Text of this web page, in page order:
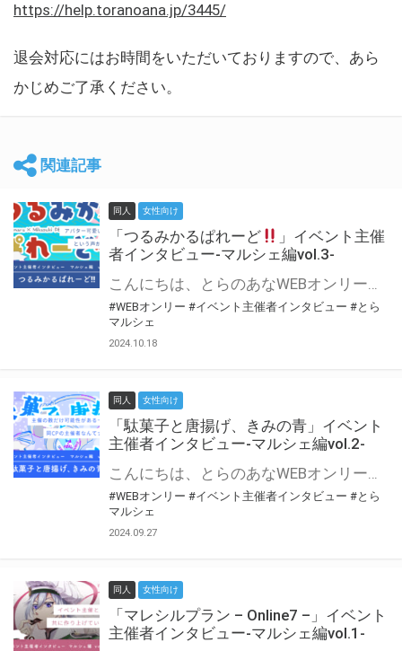
https://help.toranoana.jp/3445/
退会対応にはお時間をいただいておりますので、あら
かじめご了承ください。
関連記事
同人 女性向け
「つるみかるぱれーど
」イベント主催
者インタビュー-マルシェ編vol.3-
こんにちは、とらのあなWEBオンリー運営スタッフです。 新たにお届けする、イベント主催者インタビュー-マルシェ編-は、 とらのあなWEBオンリー「マルシェ」をご利用した主催様に 「マルシェ」を使って開催した感想や心がけをお聞きする企画です。 今回は、WEBオンリー初開催「つるみかるぱれーど
#WEBオンリー #イベント主催者インタビュー #とら
マルシェ
2024.10.18
同人 女性向け
「駄菓子と唐揚げ、きみの青」イベント
主催者インタビュー-マルシェ編vol.2-
こんにちは、とらのあなWEBオンリー運営スタッフです。 新たにお届けする、イベント主催者インタビュー-マルシェ編-は、 とらのあなWEBオンリー「マルシェ」をご利用の主催様に 「マルシェ」を使ってイベントを開催した感想や心がけをお聞きする企画です。 今回は、WEBオンリー初開催「駄菓子と唐揚げ、きみの青」より、 主催のぎこ六屋様にお話を伺いました。 協力：ぎこ六屋様／イベント公式Twitter（@krkgwks） とらのあなWEBオンリー「マルシェ」とは？ WEBオンリーでリアルタイムでコミュニケーションがとれるオンライン会場です。
#WEBオンリー #イベント主催者インタビュー #とら
マルシェ
2024.09.27
同人 女性向け
「マレシルプラン – Online7 –」イベント
主催者インタビュー-マルシェ編vol.1-